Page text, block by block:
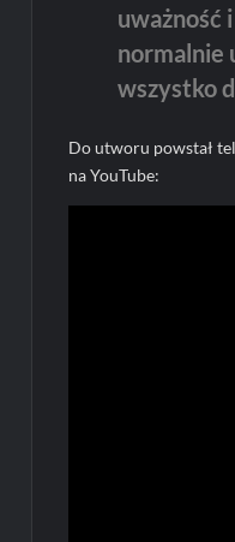
uważność
normalnie
wszystko
Do utworu powstał
na YouTube: